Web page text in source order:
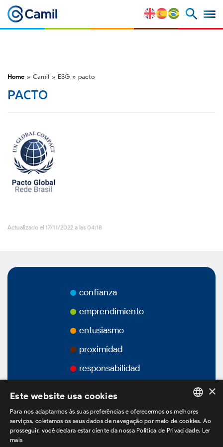
Estratégia y Ventajas
Factores de Riesgo
M&A y Mercado de Capitales
ESG
Premios
Gobierno Corporativo
Vision General
Estatuto Social
Home » Camil » ESG » pacto
PACTO
Actualizado el 17/11/2022 a las 04:18
confianza
emprendimiento
entusiasmo
proximidad
responsabilidad
PORTUGUESE
×
Este website usa cookies
Para nos adaptarmos às suas preferências e oferecermos os melhores
serviços, coletamos os seus dados de navegação por meio de cookies. Ao
prosseguir, você declara estar ciente da nossa Política de Privacidade. Ler
mais